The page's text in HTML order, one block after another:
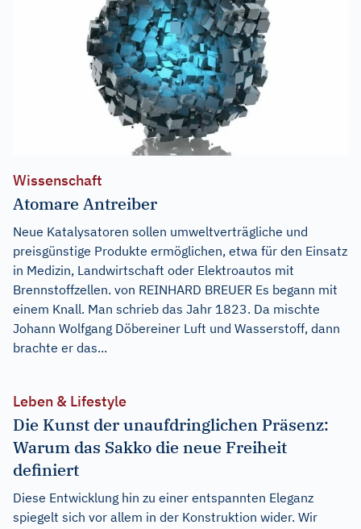
Wissenschaft
Atomare Antreiber
Neue Katalysatoren sollen umweltverträgliche und
preisgünstige Produkte ermöglichen, etwa für den Einsatz
in Medizin, Landwirtschaft oder Elektroautos mit
Brennstoffzellen. von REINHARD BREUER Es begann mit
einem Knall. Man schrieb das Jahr 1823. Da mischte
Johann Wolfgang Döbereiner Luft und Wasserstoff, dann
brachte er das...
Leben & Lifestyle
Die Kunst der unaufdringlichen Präsenz:
Warum das Sakko die neue Freiheit
definiert
Diese Entwicklung hin zu einer entspannten Eleganz
spiegelt sich vor allem in der Konstruktion wider. Wir